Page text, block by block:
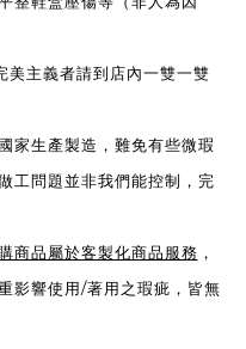
主義者請到店內一雙一雙
家生產製造，難免有些微瑕
工問題並非我們能控制，完
商品屬於客製化商品服務 ，
影響使用/著用之瑕疵，皆無